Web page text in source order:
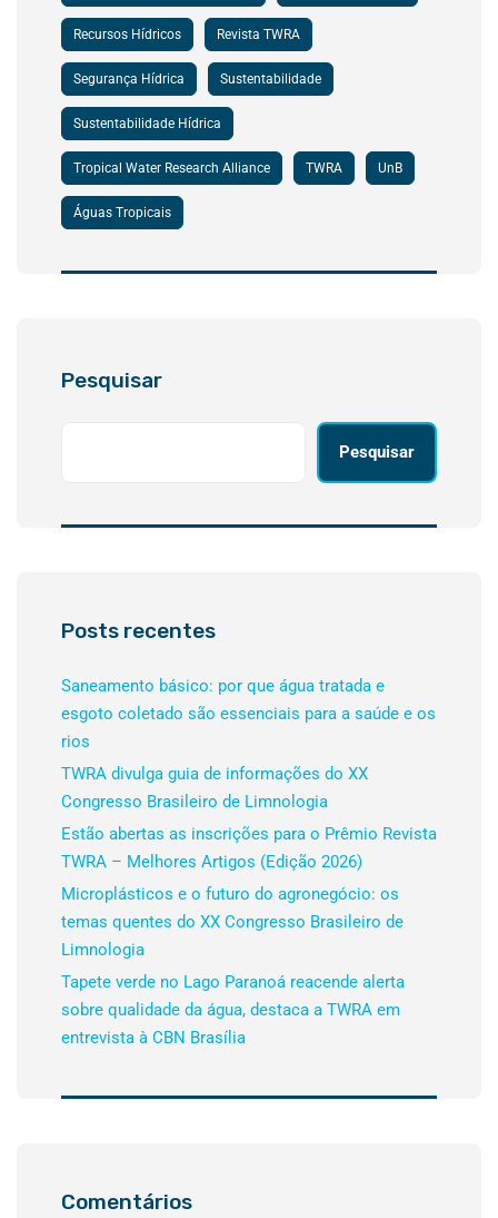
Recursos Hídricos Revista TWRA
Segurança Hídrica Sustentabilidade
Sustentabilidade Hídrica
Tropical Water Research Alliance TWRA UnB
Águas Tropicais
Pesquisar
Pesquisar
Posts recentes
Saneamento básico: por que água tratada e
esgoto coletado são essenciais para a saúde e os
rios
TWRA divulga guia de informações do XX
Congresso Brasileiro de Limnologia
Estão abertas as inscrições para o Prêmio Revista
TWRA – Melhores Artigos (Edição 2026)
Microplásticos e o futuro do agronegócio: os
temas quentes do XX Congresso Brasileiro de
Limnologia
Tapete verde no Lago Paranoá reacende alerta
sobre qualidade da água, destaca a TWRA em
entrevista à CBN Brasília
Comentários